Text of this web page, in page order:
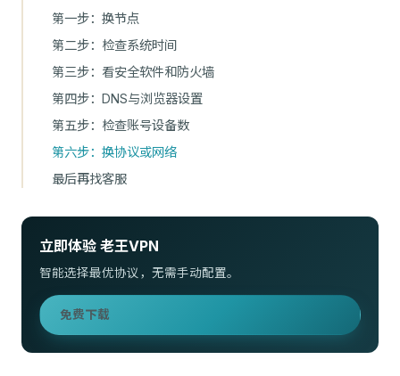
第一步：换节点
第二步：检查系统时间
第三步：看安全软件和防火墙
第四步：DNS与浏览器设置
第五步：检查账号设备数
第六步：换协议或网络
最后再找客服
立即体验 老王VPN
智能选择最优协议，无需手动配置。
免费下载